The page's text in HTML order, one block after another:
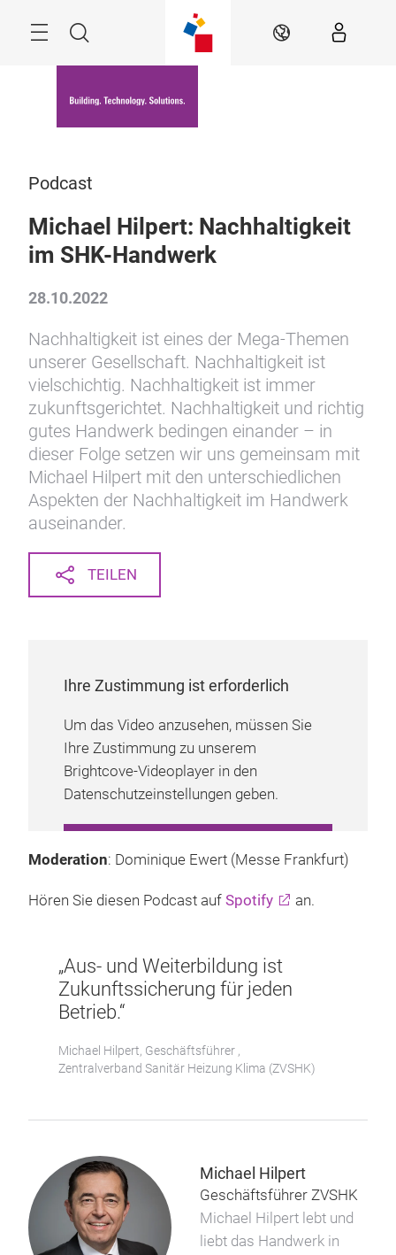
Suche DE
Podcast
Michael Hilpert: Nachhaltigkeit
im SHK-Handwerk
28.10.2022
Nachhaltigkeit ist eines der Mega-Themen
unserer Gesellschaft. Nachhaltigkeit ist
vielschichtig. Nachhaltigkeit ist immer
zukunftsgerichtet. Nachhaltigkeit und richtig
gutes Handwerk bedingen einander – in
dieser Folge setzen wir uns gemeinsam mit
Michael Hilpert mit den unterschiedlichen
Aspekten der Nachhaltigkeit im Handwerk
auseinander.
TEILEN
Ihre Zustimmung ist erforderlich
Um das Video anzusehen, müssen Sie
Ihre Zustimmung zu unserem
Brightcove-Videoplayer in den
Datenschutzeinstellungen geben.
VERWALTEN
Moderation: Dominique Ewert (Messe Frankfurt)
Hören Sie diesen Podcast auf Spotify an.
„Aus- und Weiterbildung ist
Zukunftssicherung für jeden
Betrieb.“
Michael Hilpert, Geschäftsführer ,
Zentralverband Sanitär Heizung Klima (ZVSHK)
Michael Hilpert
Geschäftsführer ZVSHK
Michael Hilpert lebt und
liebt das Handwerk in